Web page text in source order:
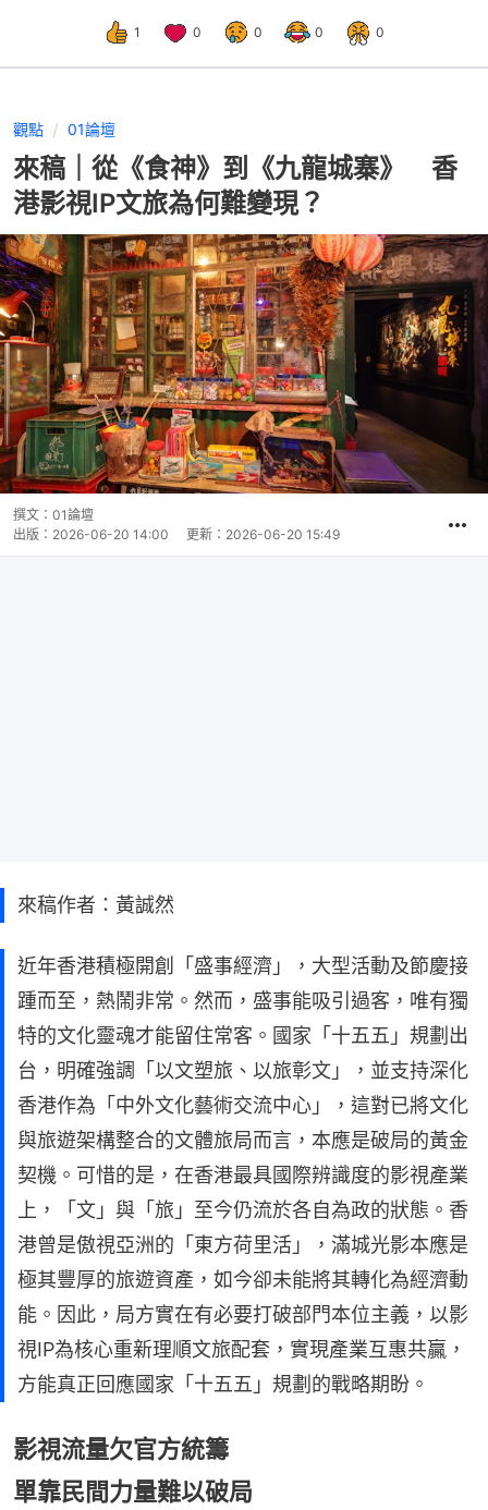
1 0 0 0 0
觀點 01論壇
來稿｜從《食神》到《九龍城寨》 香
港影視IP文旅為何難變現？
撰文： 01論壇
出版： 2026-06-20 14:00 更新： 2026-06-20 15:49
來稿作者：黃誠然
近年香港積極開創「盛事經濟」，大型活動及節慶接
踵而至，熱鬧非常。然而，盛事能吸引過客，唯有獨
特的文化靈魂才能留住常客。國家「十五五」規劃出
台，明確強調「以文塑旅、以旅彰文」，並支持深化
香港作為「中外文化藝術交流中心」，這對已將文化
與旅遊架構整合的文體旅局而言，本應是破局的黃金
契機。可惜的是，在香港最具國際辨識度的影視產業
上，「文」與「旅」至今仍流於各自為政的狀態。香
港曾是傲視亞洲的「東方荷里活」，滿城光影本應是
極其豐厚的旅遊資產，如今卻未能將其轉化為經濟動
能。因此，局方實在有必要打破部門本位主義，以影
視IP為核心重新理順文旅配套，實現產業互惠共贏，
方能真正回應國家「十五五」規劃的戰略期盼。
影視流量欠官方統籌
單靠民間力量難以破局